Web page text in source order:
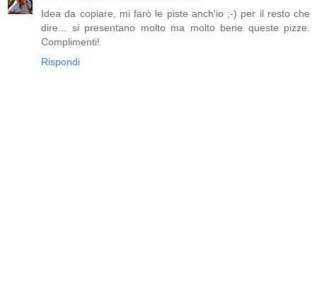
Idea da copiare, mi farò le piste anch'io ;-) per il resto che
dire... si presentano molto ma molto bene queste pizze.
Complimenti!
Rispondi